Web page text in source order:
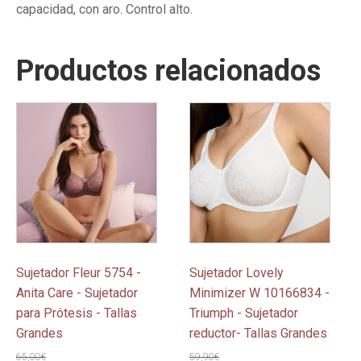
capacidad, con aro. Control alto.
Productos relacionados
Sujetador Fleur 5754 -
Anita Care - Sujetador
para Prótesis - Tallas
Grandes
65,00€
producto
múltiples
variantes.
Las
opciones
pueden
elegir
en
la
página
Sujetador Lovely
Minimizer W 10166834 -
Triumph - Sujetador
reductor- Tallas Grandes
59,90€
Este
producto
tiene
múltiples
variantes.
Las
opciones
pueden
elegir
en
la
página